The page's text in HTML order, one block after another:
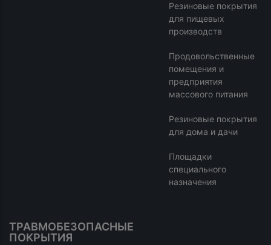
Резиновые покрытия
для пищевых
производств
Продовольственные
помещения и
предприятия
массового питания
Резиновые покрытия
для дома и дачи
Площадки
специального
назначения
ТРАВМОБЕЗОПАСНЫЕ
ПОКРЫТИЯ